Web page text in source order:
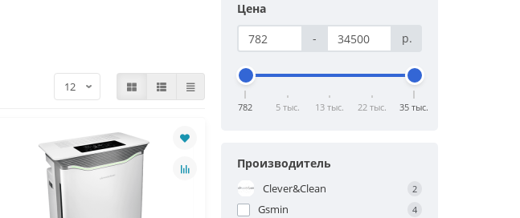
Цена
-
р.
782 5 тыс. 13 тыс. 22 тыс. 35 тыс.
Производитель
Clever&Clean 2
Gsmin 4